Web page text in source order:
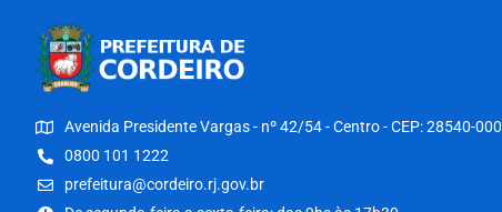
Avenida Presidente Vargas - nº 42/54 - Centro - CEP: 28540-000
0800 101 1222
prefeitura@cordeiro.rj.gov.br